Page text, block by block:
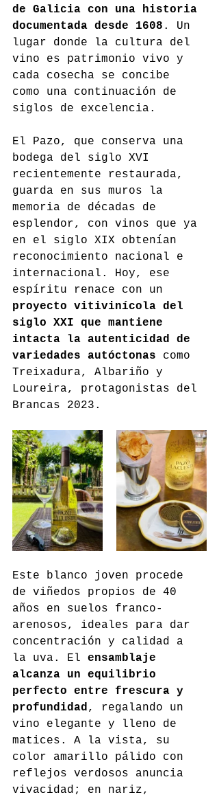
de Galicia con una historia
documentada desde 1608 . Un
lugar donde la cultura del
vino es patrimonio vivo y
cada cosecha se concibe
como una continuación de
siglos de excelencia.
El Pazo, que conserva una
bodega del siglo XVI
recientemente restaurada,
guarda en sus muros la
memoria de décadas de
esplendor, con vinos que ya
en el siglo XIX obtenían
reconocimiento nacional e
internacional. Hoy, ese
espíritu renace con un
proyecto vitivinícola del
siglo XXI que mantiene
intacta la autenticidad de
variedades autóctonas como
Treixadura, Albariño y
Loureira, protagonistas del
Brancas 2023.
Este blanco joven procede
de viñedos propios de 40
años en suelos franco-
arenosos, ideales para dar
concentración y calidad a
la uva. El ensamblaje
alcanza un equilibrio
perfecto entre frescura y
profundidad , regalando un
vino elegante y lleno de
matices. A la vista, su
color amarillo pálido con
reflejos verdosos anuncia
vivacidad; en nariz,